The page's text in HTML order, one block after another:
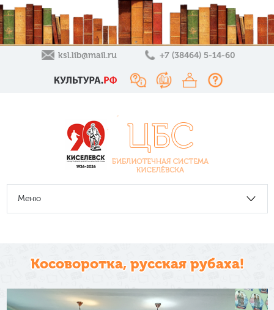
ksl.lib@mail.ru +7 (38464) 5-14-60
Меню
Косоворотка, русская рубаха!